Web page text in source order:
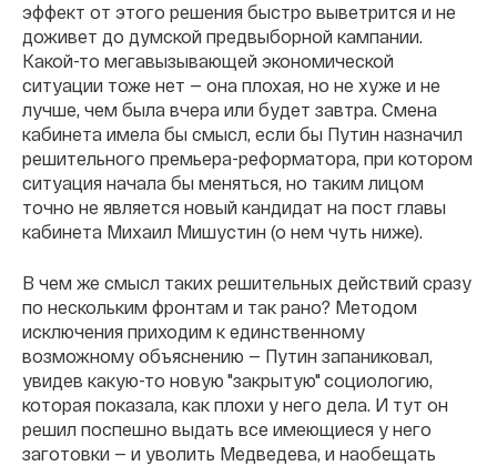
эффект от этого решения быстро выветрится и не
доживет до думской предвыборной кампании.
Какой-то мегавызывающей экономической
ситуации тоже нет — она плохая, но не хуже и не
лучше, чем была вчера или будет завтра. Смена
кабинета имела бы смысл, если бы Путин назначил
решительного премьера-реформатора, при котором
ситуация начала бы меняться, но таким лицом
точно не является новый кандидат на пост главы
кабинета Михаил Мишустин (о нем чуть ниже).
В чем же смысл таких решительных действий сразу
по нескольким фронтам и так рано? Методом
исключения приходим к единственному
возможному объяснению — Путин запаниковал,
увидев какую-то новую "закрытую" социологию,
которая показала, как плохи у него дела. И тут он
решил поспешно выдать все имеющиеся у него
заготовки — и уволить Медведева, и наобещать